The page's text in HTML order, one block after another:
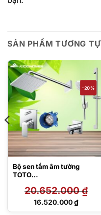
SẢN PHẨM TƯƠNG TỰ
-20%
Bộ sen tắm âm tường
TOTO
/TBW02013B/TBW08001A
/TBW2005V/TBW07019A
20.652.000₫
Giá
16.520.000₫
Giá